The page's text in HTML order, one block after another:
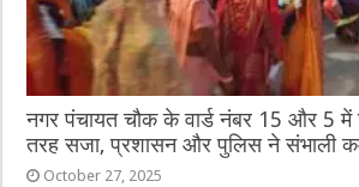
नगर पंचायत चौक के वार्ड नंबर 15 और 5 में
तरह सजा, प्रशासन और पुलिस ने संभाली
October 27, 2025